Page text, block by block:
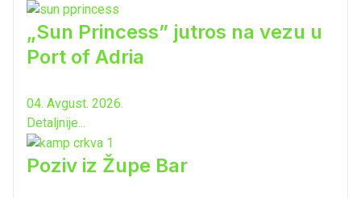
„Sun Princess” jutros na vezu u
Port of Adria
04. Avgust. 2026.
Detaljnije...
Poziv iz Župe Bar